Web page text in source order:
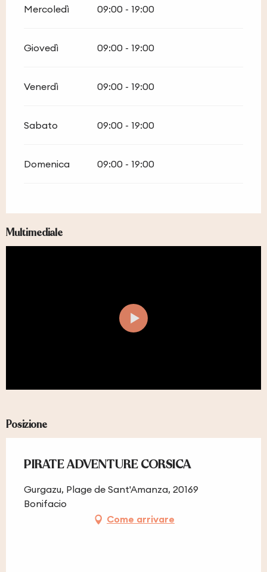
Mercoledì 09:00 - 19:00
Giovedì 09:00 - 19:00
Venerdì 09:00 - 19:00
Sabato 09:00 - 19:00
Domenica 09:00 - 19:00
Multimediale
Posizione
PIRATE ADVENTURE CORSICA
Gurgazu, Plage de Sant'Amanza, 20169
Bonifacio
Come arrivare